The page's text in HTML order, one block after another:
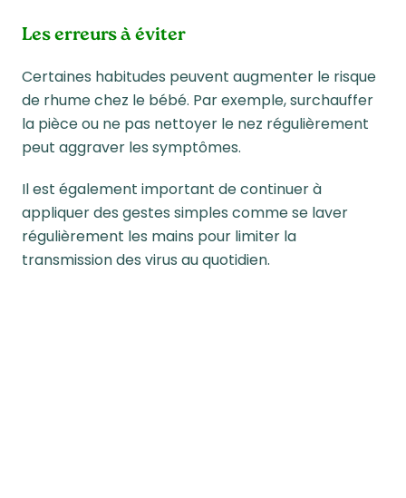
Les erreurs à éviter
Certaines habitudes peuvent augmenter le risque
de rhume chez le bébé. Par exemple, surchauffer
la pièce ou ne pas nettoyer le nez régulièrement
peut aggraver les symptômes.
Il est également important de continuer à
appliquer des gestes simples comme se laver
régulièrement les mains pour limiter la
transmission des virus au quotidien.